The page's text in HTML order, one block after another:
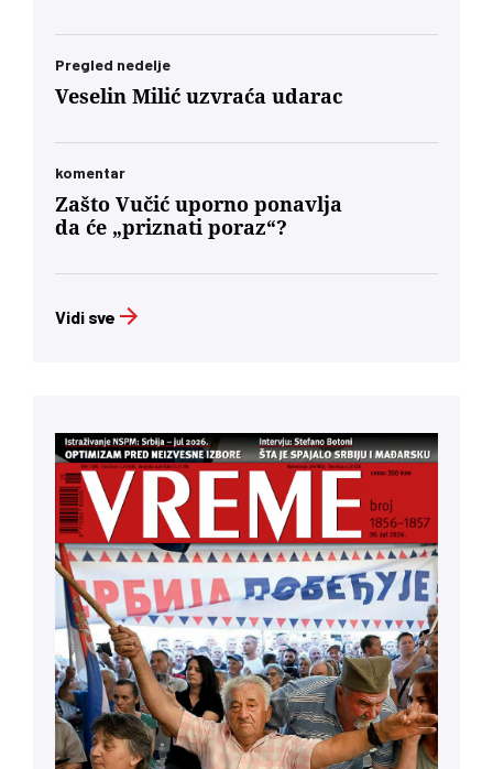
Pregled nedelje
Veselin Milić uzvraća udarac
komentar
Zašto Vučić uporno ponavlja
da će „priznati poraz“?
Vidi sve